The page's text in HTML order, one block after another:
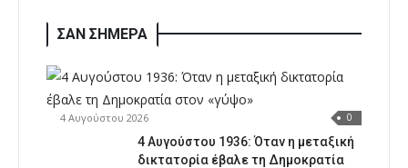
ΣΑΝ ΣΗΜΕΡΑ
4 Αυγούστου 2026 0
4 Αυγούστου 1936: Όταν η μεταξική
δικτατορία έβαλε τη Δημοκρατία